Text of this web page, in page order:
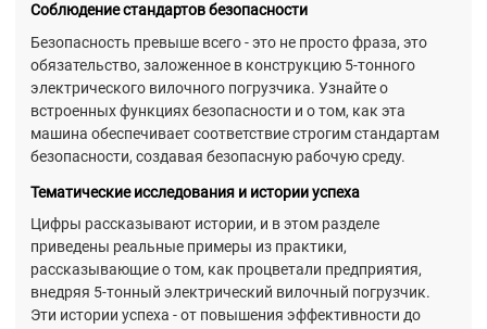
Соблюдение стандартов безопасности
Безопасность превыше всего - это не просто фраза, это
обязательство, заложенное в конструкцию 5-тонного
электрического вилочного погрузчика. Узнайте о
встроенных функциях безопасности и о том, как эта
машина обеспечивает соответствие строгим стандартам
безопасности, создавая безопасную рабочую среду.
Тематические исследования и истории успеха
Цифры рассказывают истории, и в этом разделе
приведены реальные примеры из практики,
рассказывающие о том, как процветали предприятия,
внедряя 5-тонный электрический вилочный погрузчик.
Эти истории успеха - от повышения эффективности до